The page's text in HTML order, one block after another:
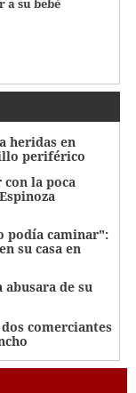
su bebé
heridas en
periférico
con la poca
podía caminar":
su casa en
de su
comerciantes